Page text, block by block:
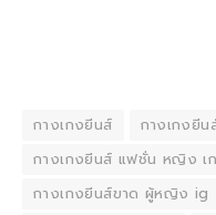
กางเกงยีนส์
กางเกงยีน
กางเกงยีนส์ แฟชั่น หญิง เ
กางเกงยีนส์ขาด ผู้หญิง ig